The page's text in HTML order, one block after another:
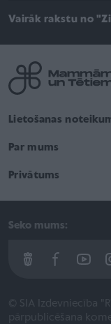
Vairāk rakstu no
Lietošanas
Par mums
Privātums
Seko mums:
© SIA Izdevniecība
pārpublicēšana